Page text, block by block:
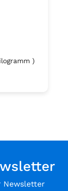
)
Newsletter